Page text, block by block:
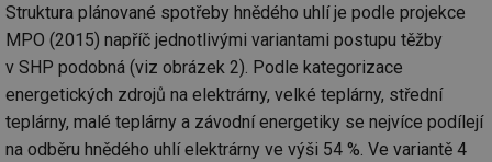
Struktura plánované spotřeby hnědého uhlí je podle projekce
MPO (2015) napříč jednotlivými variantami postupu těžby
v SHP podobná (viz obrázek 2). Podle kategorizace
energetických zdrojů na elektrárny, velké teplárny, střední
teplárny, malé teplárny a závodní energetiky se nejvíce podílejí
na odběru hnědého uhlí elektrárny ve výši 54 %. Ve variantě 4